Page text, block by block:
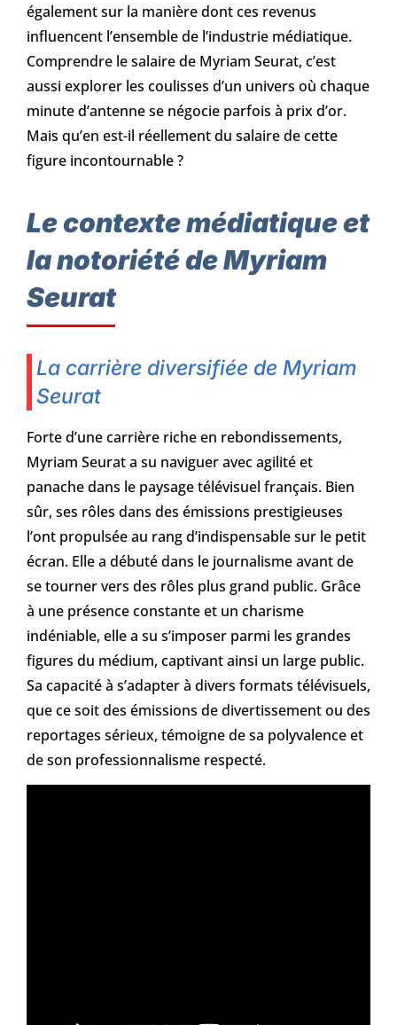
également sur la manière dont ces revenus
influencent l’ensemble de l’industrie médiatique.
Comprendre le salaire de Myriam Seurat, c’est
aussi explorer les coulisses d’un univers où chaque
minute d’antenne se négocie parfois à prix d’or.
Mais qu’en est-il réellement du salaire de cette
figure incontournable ?
Le contexte médiatique et
la notoriété de Myriam
Seurat
La carrière diversifiée de Myriam
Seurat
Forte d’une carrière riche en rebondissements,
Myriam Seurat a su naviguer avec agilité et
panache dans le paysage télévisuel français. Bien
sûr, ses rôles dans des émissions prestigieuses
l’ont propulsée au rang d’indispensable sur le petit
écran. Elle a débuté dans le journalisme avant de
se tourner vers des rôles plus grand public. Grâce
à une présence constante et un charisme
indéniable, elle a su s’imposer parmi les grandes
figures du médium, captivant ainsi un large public.
Sa capacité à s’adapter à divers formats télévisuels,
que ce soit des émissions de divertissement ou des
reportages sérieux, témoigne de sa polyvalence et
de son professionnalisme respecté.